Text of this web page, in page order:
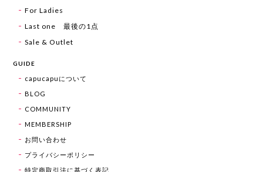
For Ladies
Last one 最後の1点
Sale & Outlet
GUIDE
capucapuについて
BLOG
COMMUNITY
MEMBERSHIP
お問い合わせ
プライバシーポリシー
特定商取引法に基づく表記